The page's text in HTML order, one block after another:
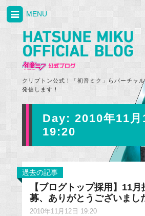
クリプトン公式！「初音ミク」らバーチャ
発信します！
MENU
Day: 2010年11月
19:20
過去の記事
【ブログトップ採用】11
募、ありがとうございまし
2010年11月12日 19:20